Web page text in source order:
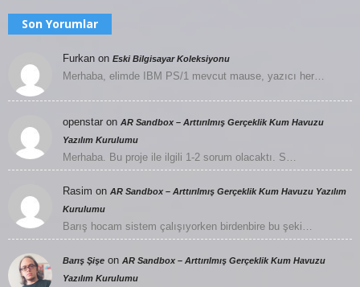
Son Yorumlar
Furkan on Eski Bilgisayar Koleksiyonu
Merhaba, elimde IBM PS/1 mevcut mause, yazıcı her…
openstar on AR Sandbox – Arttırılmış Gerçeklik Kum Havuzu
Yazılım Kurulumu
Merhaba. Bu proje ile ilgili 1-2 sorum olacaktı. S…
Rasim on AR Sandbox – Arttırılmış Gerçeklik Kum Havuzu Yazılım
Kurulumu
Barış hocam sistem çalışıyorken birdenbire bu şeki…
Barış Şişe on AR Sandbox – Arttırılmış Gerçeklik Kum Havuzu
Yazılım Kurulumu